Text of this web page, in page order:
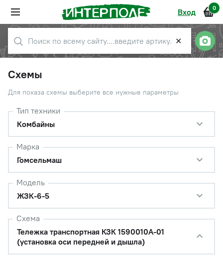
Вход 0
✕
Схемы
Для показа схемы выберите все нужные параметры
Тип техники
Комбайны
Марка
Гомсельмаш
Модель
ЖЗК-6-5
Схема
Тележка транспортная КЗК 1590010А-01
(установка оси передней и дышла)